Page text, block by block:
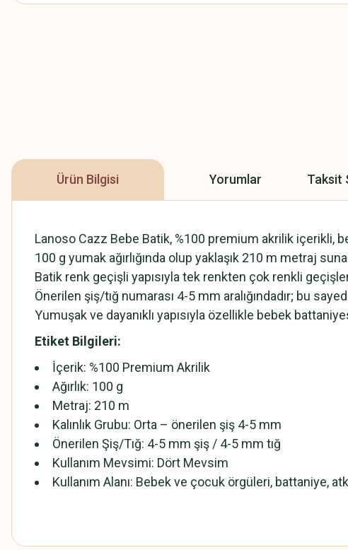
Ürün Bilgisi Yorumlar Taksit
Lanoso Cazz Bebe Batik, %100 premium akrilik içerikli,
100 g yumak ağırlığında olup yaklaşık 210 m metraj
Batik renk geçişli yapısıyla tek renkten çok renkli
Önerilen şiş/tığ numarası 4-5 mm aralığındadır; bu
Yumuşak ve dayanıklı yapısıyla özellikle bebek
Etiket Bilgileri:
İçerik: %100 Premium Akrilik
Ağırlık: 100 g
Metraj: 210 m
Kalınlık Grubu: Orta – önerilen şiş 4-5 mm
Önerilen Şiş/Tığ: 4-5 mm şiş / 4-5 mm tığ
Kullanım Mevsimi: Dört Mevsim
Kullanım Alanı: Bebek ve çocuk örgüleri, battaniye,